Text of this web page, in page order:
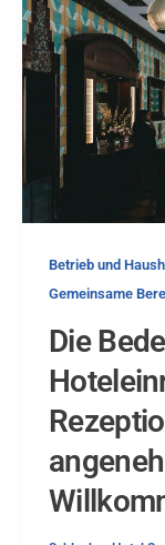
Betrieb und
Gemeinsame
Die